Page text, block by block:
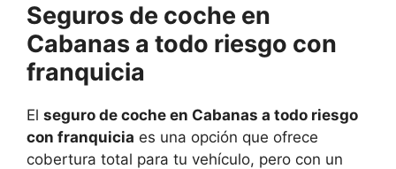
Seguros de coche en
Cabanas a todo riesgo con
franquicia
El seguro de coche en Cabanas a todo riesgo
con franquicia es una opción que ofrece
cobertura total para tu vehículo, pero con un